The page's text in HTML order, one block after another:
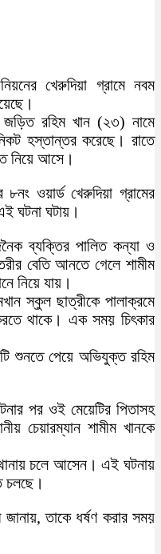
খেরুদিয়া গ্রামে নবম
জড়িত রহিম খান (২৩) নামে
হস্তান্তর করেছে। রাতে
নিয়ে আসে।
ওয়ার্ড খেরুদিয়া গ্রামের
ঘটনা ঘটায়।
ব্যক্তির পালিত কন্যা ও
বেতি আনতে গেলে শামীম
নিয়ে যায়।
স্কুল ছাত্রীকে পালাক্রমে
থাকে। এক সময় চিৎকার
শুনতে পেয়ে অভিযুক্ত রহিম
পর ওই মেয়েটির পিতাসহ
চেয়ারম্যান শামীম খানকে
থানায় চলে আসেন। এই ঘটনায়
চলছে।
তাকে ধর্ষণ করার সময়